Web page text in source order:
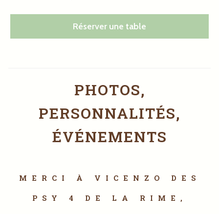
Réserver une table
PHOTOS,
PERSONNALITÉS,
ÉVÉNEMENTS
MERCI À VICENZO DES
PSY 4 DE LA RIME,